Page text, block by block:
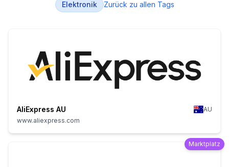
Elektronik Zurück zu allen Tags
AliExpress AU
AU
www.aliexpress.com
Marktplatz